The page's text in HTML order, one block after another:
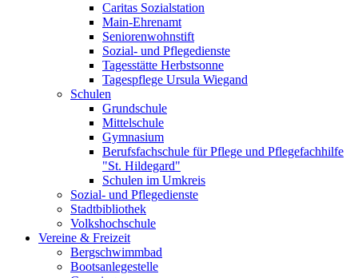
Caritas Sozialstation
Main-Ehrenamt
Seniorenwohnstift
Sozial- und Pflegedienste
Tagesstätte Herbstsonne
Tagespflege Ursula Wiegand
Schulen
Grundschule
Mittelschule
Gymnasium
Berufsfachschule für Pflege und Pflegefachhilfe
"St. Hildegard"
Schulen im Umkreis
Sozial- und Pflegedienste
Stadtbibliothek
Volkshochschule
Vereine & Freizeit
Bergschwimmbad
Bootsanlegestelle